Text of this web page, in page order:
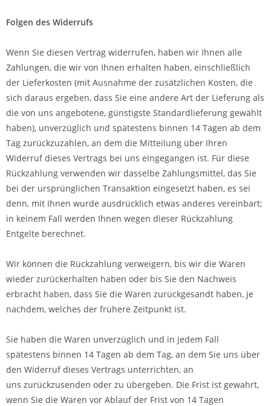
Folgen des Widerrufs
Wenn Sie diesen Vertrag widerrufen, haben wir Ihnen alle
Zahlungen, die wir von Ihnen erhalten haben, einschließlich
der Lieferkosten (mit Ausnahme der zusätzlichen Kosten, die
sich daraus ergeben, dass Sie eine andere Art der Lieferung als
die von uns angebotene, günstigste Standardlieferung gewählt
haben), unverzüglich und spätestens binnen 14 Tagen ab dem
Tag zurückzuzahlen, an dem die Mitteilung über Ihren
Widerruf dieses Vertrags bei uns eingegangen ist. Für diese
Rückzahlung verwenden wir dasselbe Zahlungsmittel, das Sie
bei der ursprünglichen Transaktion eingesetzt haben, es sei
denn, mit Ihnen wurde ausdrücklich etwas anderes vereinbart;
in keinem Fall werden Ihnen wegen dieser Rückzahlung
Entgelte berechnet.
Wir können die Rückzahlung verweigern, bis wir die Waren
wieder zurückerhalten haben oder bis Sie den Nachweis
erbracht haben, dass Sie die Waren zurückgesandt haben, je
nachdem, welches der frühere Zeitpunkt ist.
Sie haben die Waren unverzüglich und in jedem Fall
spätestens binnen 14 Tagen ab dem Tag, an dem Sie uns über
den Widerruf dieses Vertrags unterrichten, an
uns zurückzusenden oder zu übergeben. Die Frist ist gewahrt,
wenn Sie die Waren vor Ablauf der Frist von 14 Tagen